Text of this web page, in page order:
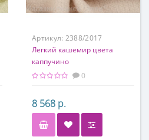
Артикул: 2388/2017
Легкий кашемир цвета
каппучино
0
8 568 р.